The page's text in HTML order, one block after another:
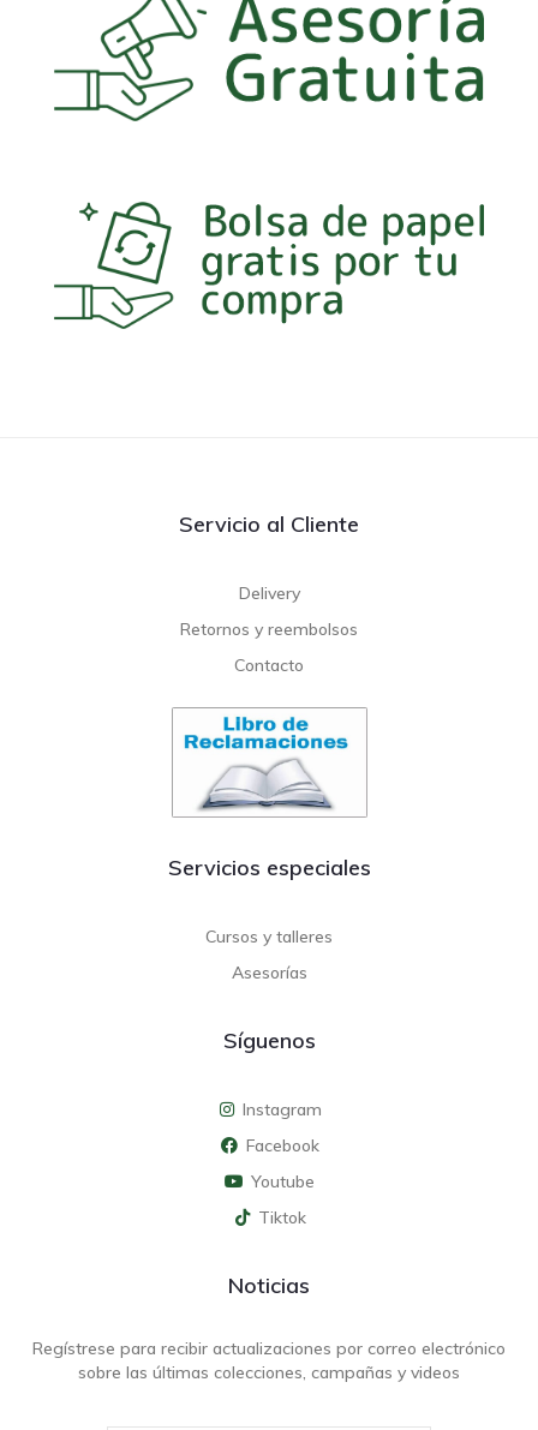
Servicio al Cliente
Delivery
Retornos y reembolsos
Contacto
Servicios especiales
Cursos y talleres
Asesorías
Síguenos
Instagram
Facebook
Youtube
Tiktok
Noticias
Regístrese para recibir actualizaciones por correo electrónico
sobre las últimas colecciones, campañas y videos